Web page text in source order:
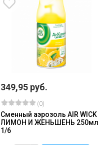
349,95 руб.
(0)
Сменный аэрозоль AIR WICK
ЛИМОН И ЖЕНЬШЕНЬ 250мл
1/6